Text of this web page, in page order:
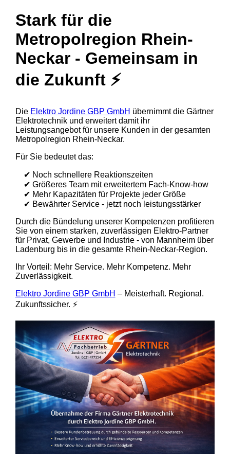
Stark für die
Metropolregion Rhein-
Neckar - Gemeinsam in
die Zukunft ⚡
Die Elektro Jordine GBP GmbH übernimmt die Gärtner
Elektrotechnik und erweitert damit ihr
Leistungsangebot für unsere Kunden in der gesamten
Metropolregion Rhein-Neckar.
Für Sie bedeutet das:
✔ Noch schnellere Reaktionszeiten
✔ Größeres Team mit erweitertem Fach-Know-how
✔ Mehr Kapazitäten für Projekte jeder Größe
✔ Bewährter Service - jetzt noch leistungsstärker
Durch die Bündelung unserer Kompetenzen profitieren
Sie von einem starken, zuverlässigen Elektro-Partner
für Privat, Gewerbe und Industrie - von Mannheim über
Ladenburg bis in die gesamte Rhein-Neckar-Region.
Ihr Vorteil: Mehr Service. Mehr Kompetenz. Mehr
Zuverlässigkeit.
Elektro Jordine GBP GmbH – Meisterhaft. Regional.
Zukunftssicher. ⚡